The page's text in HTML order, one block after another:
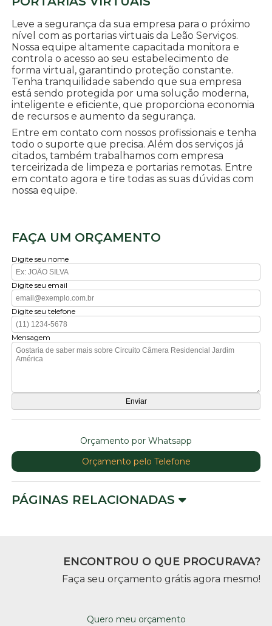
Leve a segurança da sua empresa para o próximo
nível com as portarias virtuais da Leão Serviços.
Nossa equipe altamente capacitada monitora e
controla o acesso ao seu estabelecimento de
forma virtual, garantindo proteção constante.
Tenha tranquilidade sabendo que sua empresa
está sendo protegida por uma solução moderna,
inteligente e eficiente, que proporciona economia
de recursos e aumento da segurança.
Entre em contato com nossos profissionais e tenha
todo o suporte que precisa. Além dos serviços já
citados, também trabalhamos com empresa
terceirizada de limpeza e portarias remotas. Entre
em contato agora e tire todas as suas dúvidas com
nossa equipe.
FAÇA UM ORÇAMENTO
Digite seu nome
Digite seu email
Digite seu telefone
Mensagem
Orçamento por Whatsapp
Orçamento pelo Telefone
PÁGINAS RELACIONADAS
ENCONTROU O QUE PROCURAVA?
Faça seu orçamento grátis agora mesmo!
Quero meu orçamento